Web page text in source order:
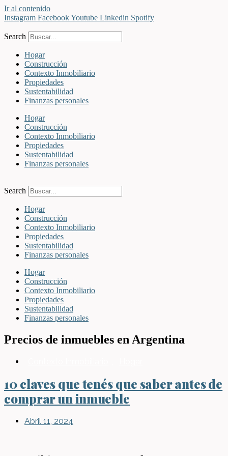
Ir al contenido
Instagram FacebookYoutube Linkedin Spotify
Search
Hogar
Construcción
Contexto Inmobiliario
Propiedades
Sustentabilidad
Finanzas personales
Hogar
Construcción
Contexto Inmobiliario
Propiedades
Sustentabilidad
Finanzas personales
Search
Hogar
Construcción
Contexto Inmobiliario
Propiedades
Sustentabilidad
Finanzas personales
Hogar
Construcción
Contexto Inmobiliario
Propiedades
Sustentabilidad
Finanzas personales
Precios de inmuebles en Argentina
10 claves que tenés que saber antes de
comprar un inmueble
Abril 11, 2024